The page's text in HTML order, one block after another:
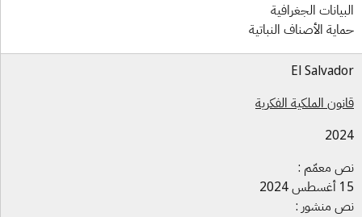
الجغرافية
الأصناف النباتية
El
الملكية الفكرية
معمّم :
منشور :